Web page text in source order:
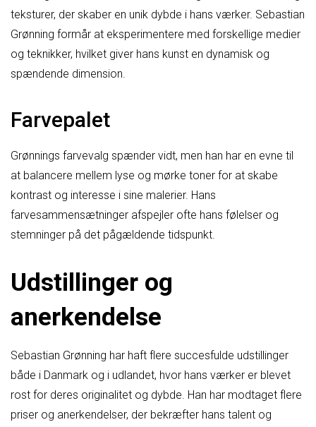
teksturer, der skaber en unik dybde i hans værker. Sebastian
Grønning formår at eksperimentere med forskellige medier
og teknikker, hvilket giver hans kunst en dynamisk og
spændende dimension.
Farvepalet
Grønnings farvevalg spænder vidt, men han har en evne til
at balancere mellem lyse og mørke toner for at skabe
kontrast og interesse i sine malerier. Hans
farvesammensætninger afspejler ofte hans følelser og
stemninger på det pågældende tidspunkt.
Udstillinger og
anerkendelse
Sebastian Grønning har haft flere succesfulde udstillinger
både i Danmark og i udlandet, hvor hans værker er blevet
rost for deres originalitet og dybde. Han har modtaget flere
priser og anerkendelser, der bekræfter hans talent og